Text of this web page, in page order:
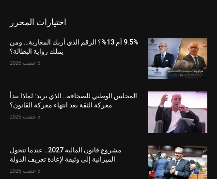
اختيارات المحرر
9.5% أم 13%؟ الرقم الذي أربك المغاربة… ومن
يملك رواية البطالة؟
5 غشت 2026
المجلس الوطني للصحافة.. الذي نريد: لماذا تبدأ
معركة الثقة بعد انتهاء معركة القانون؟
5 غشت 2026
مشروع قانون المالية 2027.. عندما تتحول
الميزانية إلى وثيقة لإعادة تعريف الدولة
5 غشت 2026